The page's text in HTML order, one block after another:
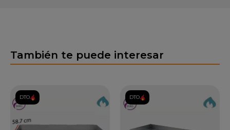
También te puede interesar
DTO. DTO.